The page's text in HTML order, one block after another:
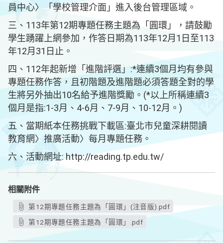
員中心〉「學校管理介面」進入後台管理區域。
三、113年第12期專題任務主題為「圓環」，請鼓勵
學生踴躍上網參加，作答日期為113年12月1日至113
年12月31日止。
四、112年起新增「進階評選」:*連續3個月均有參與
專題任務作答，且初階題及進階題必須答題全對的學
生將另外抽出10名給予進階獎勵。(*以上所稱連續3
個月是指:1-3月、4-6月、7-9月、10-12月。)
五、當期紙本任務挑戰下載區:臺北市兒童深耕閱讀
教育網〉推廣活動〉每月專題任務。
六、活動網址: http://reading.tp.edu.tw/
相關附件
第12期專題任務主題為「圓環」(注音版).pdf
第12期專題任務主題為「圓環」.pdf